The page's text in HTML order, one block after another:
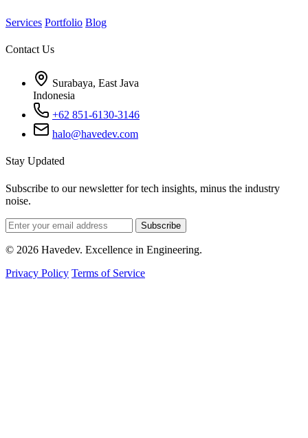
Services Portfolio Blog
Contact Us
Surabaya, East Java
Indonesia
+62 851-6130-3146
halo@havedev.com
Stay Updated
Subscribe to our newsletter for tech insights, minus the industry
noise.
Subscribe
© 2026 Havedev. Excellence in Engineering.
Privacy Policy Terms of Service